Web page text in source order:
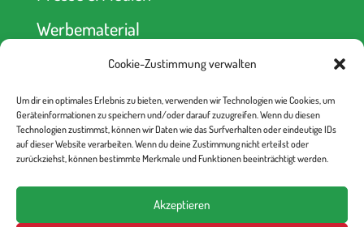
Cookie-Zustimmung verwalten
Um dir ein optimales Erlebnis zu bieten, verwenden wir Technologien wie Cookies, um
Geräteinformationen zu speichern und/oder darauf zuzugreifen. Wenn du diesen
Technologien zustimmst, können wir Daten wie das Surfverhalten oder eindeutige IDs
auf dieser Website verarbeiten. Wenn du deine Zustimmung nicht erteilst oder
zurückziehst, können bestimmte Merkmale und Funktionen beeinträchtigt werden.
Akzeptieren
Werbematerial
kein Abseits! e.V.
Berliner Volksbank
IBAN: DE52 1009 0000 2335 6330 00
BIC: BEVODEBB